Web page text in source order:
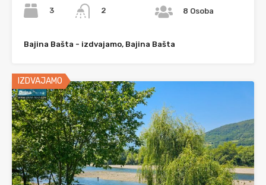
3
2
8 Osoba
Bajina Bašta - izdvajamo, Bajina Bašta
IZDVAJAMO